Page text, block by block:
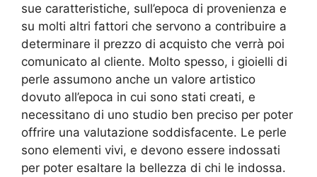
sue caratteristiche, sull’epoca di provenienza e
su molti altri fattori che servono a contribuire a
determinare il prezzo di acquisto che verrà poi
comunicato al cliente. Molto spesso, i gioielli di
perle assumono anche un valore artistico
dovuto all’epoca in cui sono stati creati, e
necessitano di uno studio ben preciso per poter
offrire una valutazione soddisfacente. Le perle
sono elementi vivi, e devono essere indossati
per poter esaltare la bellezza di chi le indossa.